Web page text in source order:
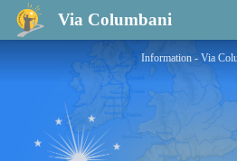
Via Columbani
Maison du tourisme du Pays Créçois
Information - Via